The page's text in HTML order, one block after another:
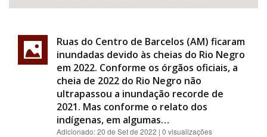
Ruas do Centro de Barcelos (AM) ficaram
inundadas devido às cheias do Rio Negro
em 2022. Conforme os órgãos oficiais, a
cheia de 2022 do Rio Negro não
ultrapassou a inundação recorde de
2021. Mas conforme o relato dos
indígenas, em algumas…
Adicionado:20 de Set de 2022 | 0 visualizações